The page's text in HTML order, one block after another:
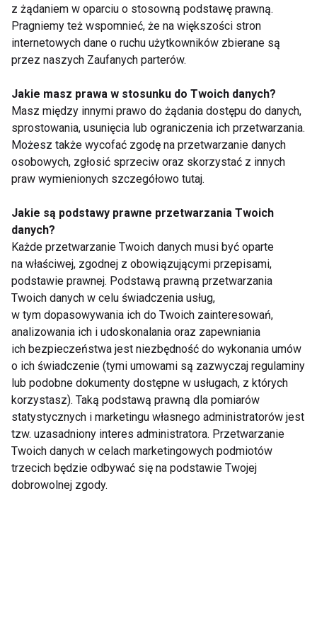
Legginsy bezszwowe
na pilates - dlaczego
odzież naprawdę ma
znaczenie
Zrównoważony sport?
Dlaczego „eko” odzież
treningowa to
trudniejszy temat niż
się wydaje
Pokaż więcej
Nie przegap nowości ze
świata FIT!
Zapisz się do naszego newslettera
Wyrażam zgodę na otrzymywanie informacji
handlowej drogą elektroniczną na podany adres e-mail
przez FIT.PL. Więcej informacji znajdziesz w Polityce
Prywatności.
ZAPISZ SIĘ
z żądaniem w oparciu o stosowną podstawę prawną.
Pragniemy też wspomnieć, że na większości stron
internetowych dane o ruchu użytkowników zbierane są
przez naszych Zaufanych parterów.
Jakie masz prawa w stosunku do Twoich danych?
Masz między innymi prawo do żądania dostępu do danych,
sprostowania, usunięcia lub ograniczenia ich przetwarzania.
Możesz także wycofać zgodę na przetwarzanie danych
osobowych, zgłosić sprzeciw oraz skorzystać z innych
praw wymienionych szczegółowo tutaj.
Jakie są podstawy prawne przetwarzania Twoich
danych?
Każde przetwarzanie Twoich danych musi być oparte
na właściwej, zgodnej z obowiązującymi przepisami,
podstawie prawnej. Podstawą prawną przetwarzania
Twoich danych w celu świadczenia usług,
w tym dopasowywania ich do Twoich zainteresowań,
analizowania ich i udoskonalania oraz zapewniania
ich bezpieczeństwa jest niezbędność do wykonania umów
o ich świadczenie (tymi umowami są zazwyczaj regulaminy
lub podobne dokumenty dostępne w usługach, z których
korzystasz). Taką podstawą prawną dla pomiarów
statystycznych i marketingu własnego administratorów jest
tzw. uzasadniony interes administratora. Przetwarzanie
Twoich danych w celach marketingowych podmiotów
trzecich będzie odbywać się na podstawie Twojej
dobrowolnej zgody.